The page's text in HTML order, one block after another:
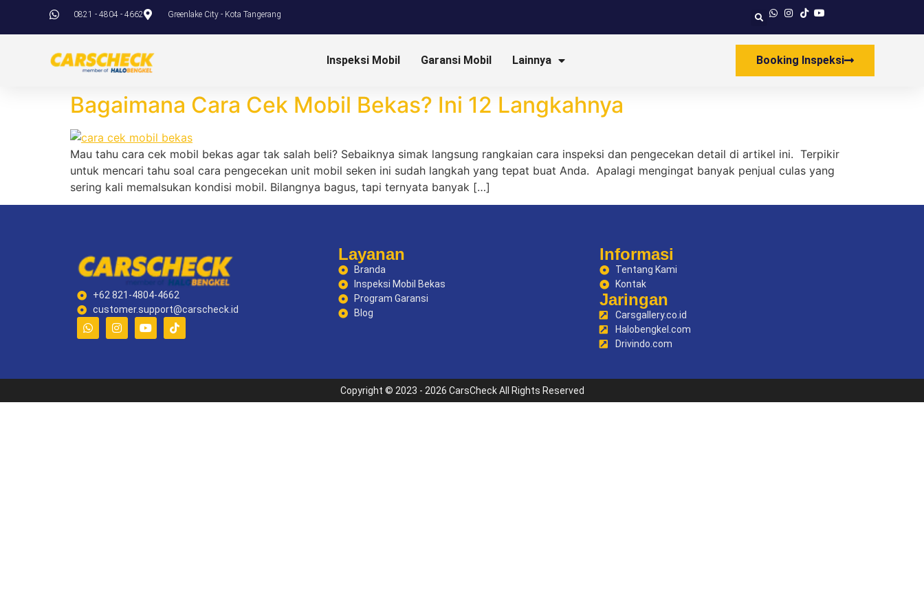
0821 - 4804 - 4662 Greenlake City - Kota Tangerang
Inspeksi Mobil Garansi Mobil Lainnya Booking Inspeksi
Bagaimana Cara Cek Mobil Bekas? Ini 12 Langkahnya
Mau tahu cara cek mobil bekas agar tak salah beli? Sebaiknya simak langsung rangkaian cara inspeksi dan pengecekan detail di artikel ini. Terpikir
untuk mencari tahu soal cara pengecekan unit mobil seken ini sudah langkah yang tepat buat Anda. Apalagi mengingat banyak penjual culas yang
sering kali memalsukan kondisi mobil. Bilangnya bagus, tapi ternyata banyak […]
+62 821-4804-4662
customer.support@carscheck.id
Layanan
Branda
Inspeksi Mobil Bekas
Program Garansi
Blog
Informasi
Tentang Kami
Kontak
Jaringan
Carsgallery.co.id
Halobengkel.com
Drivindo.com
Copyright © 2023 - 2026 CarsCheck All Rights Reserved